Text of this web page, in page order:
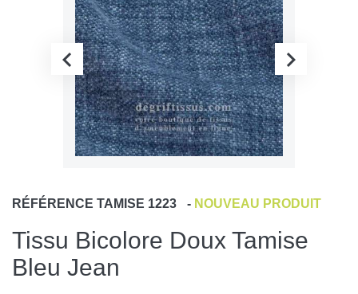
RÉFÉRENCE TAMISE 1223 - NOUVEAU PRODUIT
Tissu Bicolore Doux Tamise
Bleu Jean